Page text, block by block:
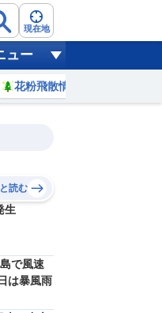
現在地
ュー
花粉飛散情報
ミリ 0ミリ
読む
生
で風速
は暴風雨